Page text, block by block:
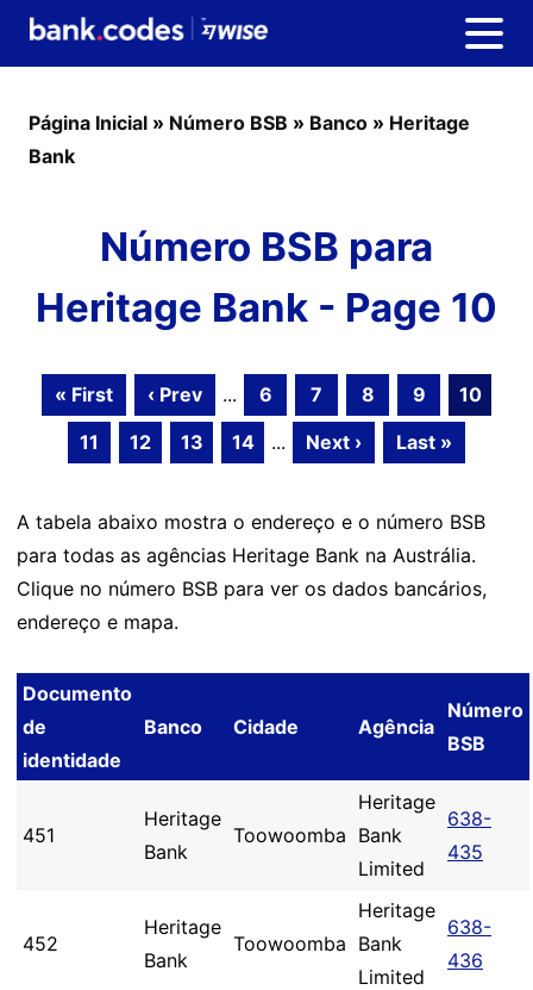
Página Inicial » Número BSB » Banco » Heritage
Bank
Número BSB para
Heritage Bank - Page 10
« First ‹ Prev ... 6 7 8 9
10
11
12 13 14 ... Next › Last »
A tabela abaixo mostra o endereço e o número BSB
para todas as agências Heritage Bank na Austrália.
Clique no número BSB para ver os dados bancários,
endereço e mapa.
Documento
de
identidade
Banco Cidade Agência
Número
BSB
451
Heritage
Bank
Toowoomba
Heritage
Bank
Limited
638-
435
452
Heritage
Bank
Toowoomba
Heritage
Bank
Limited
638-
436